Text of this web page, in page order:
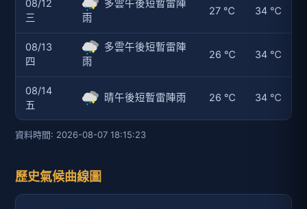
08/12
三
多雲午後短暫雷陣
雨
27 ℃ 34 ℃
08/13
四
多雲午後短暫雷陣
雨
26 ℃ 34 ℃
08/14
五
晴午後短暫雷陣雨 26 ℃ 34 ℃
資料時間: 2026-08-07 18:15:23
歷史氣候曲線圖